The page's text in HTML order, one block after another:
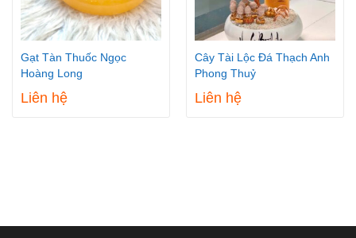
Gạt Tàn Thuốc Ngọc
Hoàng Long
Liên hệ
Cây Tài Lộc Đá Thạch Anh
Phong Thuỷ
Liên hệ